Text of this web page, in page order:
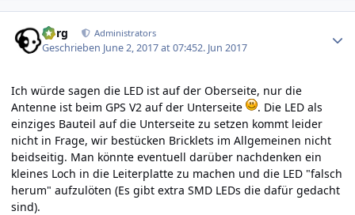
borg Administrators
Geschrieben June 2, 2017 at 07:452. Jun 2017
Ich würde sagen die LED ist auf der Oberseite, nur die
Antenne ist beim GPS V2 auf der Unterseite
. Die LED als
einziges Bauteil auf die Unterseite zu setzen kommt leider
nicht in Frage, wir bestücken Bricklets im Allgemeinen nicht
beidseitig. Man könnte eventuell darüber nachdenken ein
kleines Loch in die Leiterplatte zu machen und die LED "falsch
herum" aufzulöten (Es gibt extra SMD LEDs die dafür gedacht
sind).